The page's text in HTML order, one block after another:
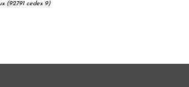
(92791 cedex 9)